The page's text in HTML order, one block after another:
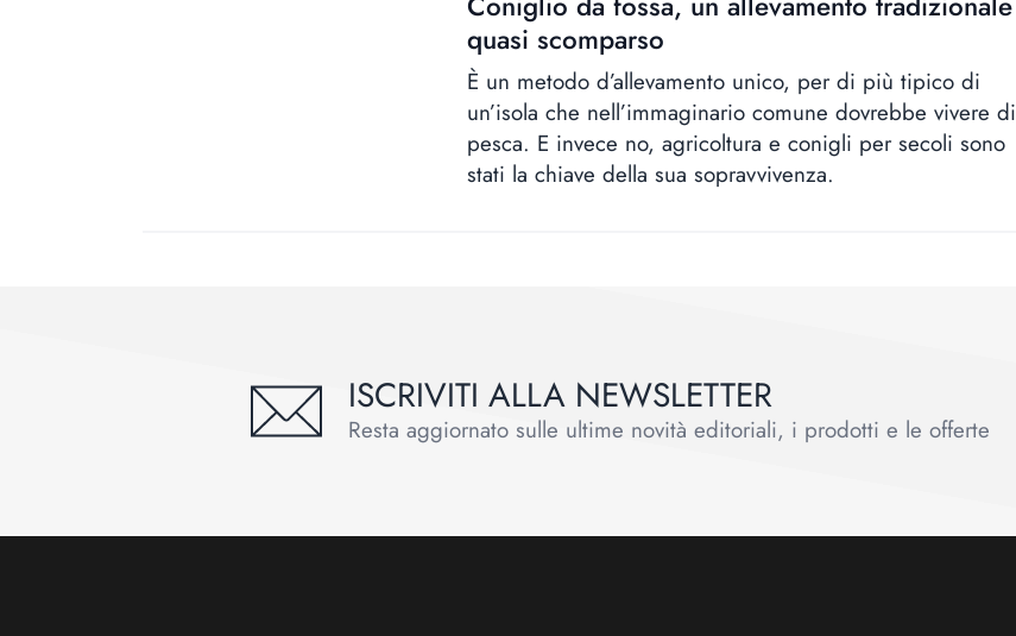
quasi scomparso
È un metodo d’allevamento unico, per di più tipico di
un’isola che nell’immaginario comune dovrebbe vivere di
pesca. E invece no, agricoltura e conigli per secoli sono
stati la chiave della sua sopravvivenza.
ISCRIVITI ALLA NEWSLETTER
Resta aggiornato sulle ultime novità editoriali, i prodotti e le offerte